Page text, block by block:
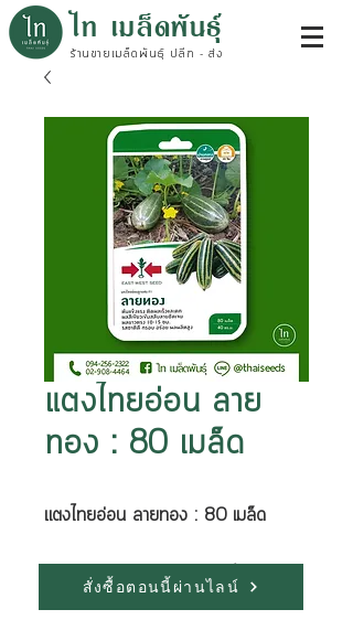
ไท เมล็ดพันธุ์
ร้านขายเมล็ดพันธุ์ ปลีก - ส่ง
แตงไทยอ่อน ลาย
ทอง : 80 เมล็ด
แตงไทยอ่อน ลายทอง : 80 เมล็ด
ลักษณะเด่นของพันธุ์ มีดังนี้
ต้นแข็งแรงแตก แขนงดี
สั่งซื้อตอนนี้ผ่านไลน์